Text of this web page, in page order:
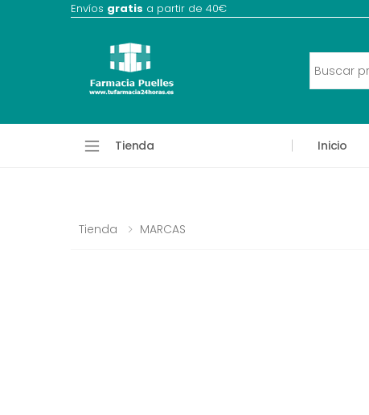
Envíos gratis a partir de 40€
Tienda Inicio
Tienda MARCAS